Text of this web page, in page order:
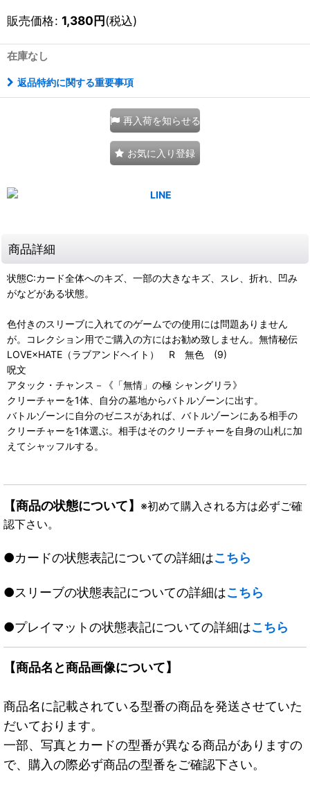
販売価格: 1,380円(税込)
在庫なし
返品特約に関する重要事項
再入荷を知らせる
お気に入り登録
商品詳細
状態C:カード全体へのキズ、一部の大きなキズ、スレ、折れ、凹み
がなどがある状態。
色付きのスリーブに入れてのゲームでの使用には問題ありません
が。コレクション用でご購入の方にはお勧め致しません。無情秘伝
LOVE×HATE（ラブアンドヘイト） R 無色 (9)
呪文
アタック・チャンス－《「無情」の極 シャングリラ》
クリーチャーを1体、自分の墓地からバトルゾーンに出す。
バトルゾーンに自分のゼニスがあれば、バトルゾーンにある相手の
クリーチャーを1体選ぶ。相手はそのクリーチャーを自身の山札に加
えてシャッフルする。
【商品の状態について】 ※初めて購入される方は必ずご確
認下さい。
●カードの状態表記についての詳細はこちら
●スリーブの状態表記についての詳細はこちら
●プレイマットの状態表記についての詳細はこちら
【商品名と商品画像について】
商品名に記載されている型番の商品を発送させていた
だいております。
一部、写真とカードの型番が異なる商品がありますの
で、購入の際必ず商品の型番をご確認下さい。